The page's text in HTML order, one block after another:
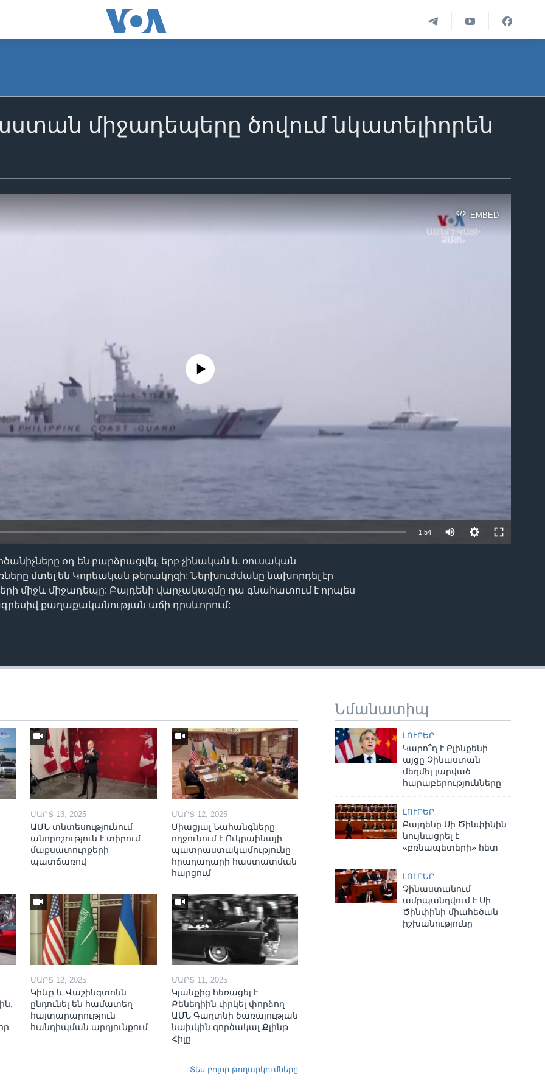
միջադեպերը ծովում նկատելիորեն
EMBED
No media source currently available
1:54
օդ են բարձրացվել, երբ չինական և ռուսական
մտել են Կորեական թերակղզի: Ներխուժմանը նախորդել էր
միջև միջադեպը: Բայդենի վարչակազմը դա գնահատում է որպես
քաղաքականության աճի դրսևորում:
Նմանատիպ
ԼՈՒՐԵՐ
Կարո՞ղ է Բլինքենի
այցը Չինաստան
մեղմել լարված
հարաբերությունները
ԼՈՒՐԵՐ
Բայդենը Սի Ծինփինին
նույնացրել է
«բռնապետերի» հետ
ԼՈՒՐԵՐ
Չինաստանում
ամրպանդվում է Սի
Ծինփինի միահեծան
իշխանությունը
ՄԱՐՏ 13, 2025
ԱՄՆ տնտեսությունում
անորոշություն է տիրում
մաքսատուրքերի
պատճառով
ՄԱՐՏ 12, 2025
Միացյալ Նահանգները
ողջունում է Ուկրաինայի
պատրաստակամությունը
հրադադարի հաստատման
հարցում
ՄԱՐՏ 12, 2025
Կիևը և Վաշինգտոնն
ընդունել են համատեղ
հայտարարություն
հանդիպման արդյունքում
ՄԱՐՏ 11, 2025
Կյանքից հեռացել է
Քենեդիին փրկել փորձող
ԱՄՆ Գաղտնի ծառայության
նախկին գործակալ Քլինթ
Հիլը
Տես բոլոր թողարկումները